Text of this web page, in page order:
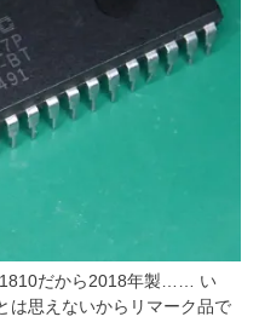
1810だから2018年製…… い
は思えないからリマーク品で